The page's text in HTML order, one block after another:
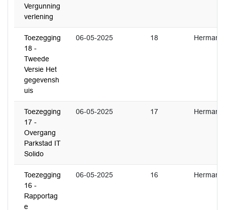
Vergunning
verlening
Toezegging
18 -
Tweede
Versie Het
gegevensh
uis
06-05-2025 18 Hermans
Toezegging
17 -
Overgang
Parkstad IT
Solido
06-05-2025 17 Hermans
Toezegging
16 -
Rapportag
e
06-05-2025 16 Hermans